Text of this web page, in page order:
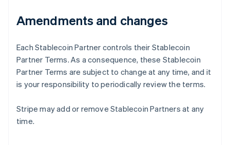
Amendments and changes
Each Stablecoin Partner controls their Stablecoin
Partner Terms. As a consequence, these Stablecoin
Partner Terms are subject to change at any time, and it
is your responsibility to periodically review the terms.
Stripe may add or remove Stablecoin Partners at any
time.
EnglishSvenska
France
Gibraltar
English
Grèce
Hongrie
Inde
English